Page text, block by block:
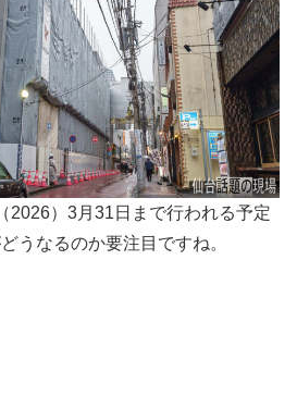
2026）3月31日まで行われる予定
うなるのか要注目ですね。